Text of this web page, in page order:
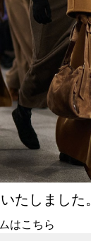
たしました。
はこちら